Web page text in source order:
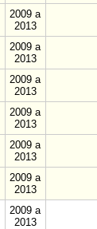
2009 a
2013
2009 a
2013
2009 a
2013
2009 a
2013
2009 a
2013
2009 a
2013
2009 a
2013